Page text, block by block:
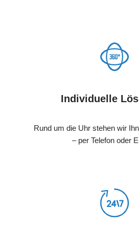
Individuelle
Rund um die Uhr stehen wir
– per Telefon oder